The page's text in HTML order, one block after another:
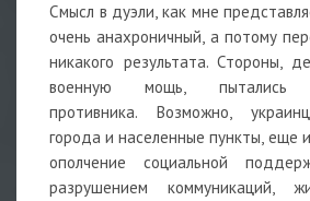
Смысл в дуэли, как мне
очень анахроничный, а потому
никакого результата. Стороны,
военную мощь, пытались
противника. Возможно,
города и населенные пункты, еще
ополчение социальной
разрушением коммуникаций,